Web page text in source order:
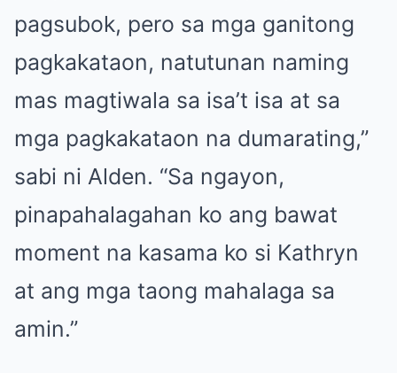
pagsubok, pero sa mga ganitong
pagkakataon, natutunan naming
mas magtiwala sa isa’t isa at sa
mga pagkakataon na dumarating,”
sabi ni Alden. “Sa ngayon,
pinapahalagahan ko ang bawat
moment na kasama ko si Kathryn
at ang mga taong mahalaga sa
amin.”